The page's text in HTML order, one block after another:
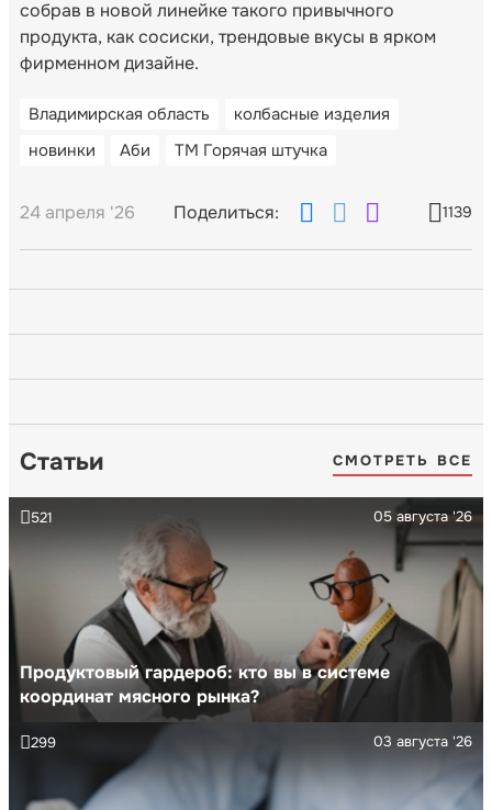
собрав в новой линейке такого привычного
продукта, как сосиски, трендовые вкусы в ярком
фирменном дизайне.
Владимирская область
колбасные изделия
новинки
Аби ТМ Горячая штучка
24 апреля '26 Поделиться: 1139
Статьи СМОТРЕТЬ ВСЕ
Продуктовый гардероб: кто вы в системе
координат мясного рынка?
05 августа '26
521
03 августа '26
299